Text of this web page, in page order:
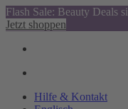
Flash Sale: Beauty Deals
Jetzt shoppen
Hilfe & Kontakt